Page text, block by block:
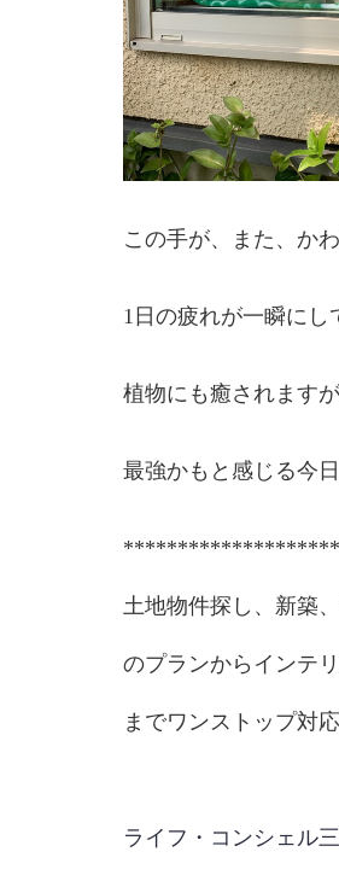
この手が、また、か
1日の疲れが一瞬にし
植物にも癒されます
最強かもと感じる今
土地物件探し、新築
のプランからインテ
までワンストップ対応
ライフ・コンシェル